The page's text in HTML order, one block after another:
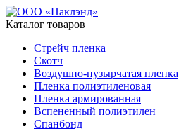
Каталог товаров
Стрейч пленка
Скотч
Воздушно-пузырчатая пленка
Пленка полиэтиленовая
Пленка армированная
Вспененный полиэтилен
Спанбонд